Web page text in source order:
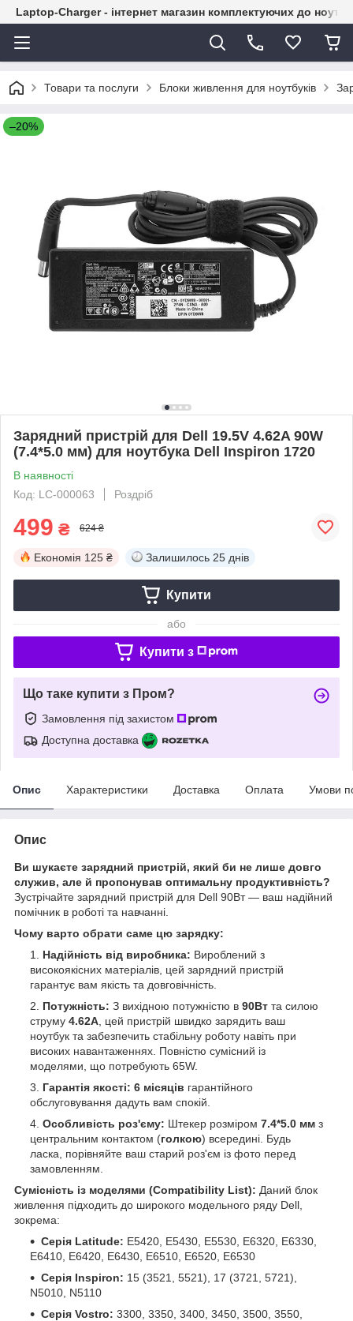
Laptop-Charger - інтернет магазин комплектуючих до
Товари та послуги Блоки живлення для ноутбуків
–20%
Зарядний пристрій для Dell 19.5V 4.62A 90W
(7.4*5.0 мм) для ноутбука Dell Inspiron 1720
В наявності
Код: LC-000063
Роздріб
499 ₴ 624 ₴
Економія 125 ₴ Залишилось 25 днів
Купити
або
Купити з
Що таке купити з Пром?
Замовлення під захистом
Доступна доставка
Опис Характеристики Доставка Оплата Умови
Опис
Ви шукаєте зарядний пристрій, який би не лише довго
служив, але й пропонував оптимальну продуктивність?
Зустрічайте зарядний пристрій для Dell 90Вт — ваш надійний
помічник в роботі та навчанні.
Чому варто обрати саме цю зарядку:
Надійність від виробника: Вироблений з
високоякісних матеріалів, цей зарядний пристрій
гарантує вам якість та довговічність.
Потужність: З вихідною потужністю в 90Вт та силою
струму 4.62А , цей пристрій швидко зарядить ваш
ноутбук та забезпечить стабільну роботу навіть при
високих навантаженнях. Повністю сумісний із
моделями, що потребують 65W.
Гарантія якості: 6 місяців гарантійного
обслуговування дадуть вам спокій.
Особливість роз'єму: Штекер розміром 7.4*5.0 мм з
центральним контактом (голкою) всередині. Будь
ласка, порівняйте ваш старий роз'єм із фото перед
замовленням.
Сумісність із моделями (Compatibility List): Даний блок
живлення підходить до широкого модельного ряду Dell,
зокрема:
Серія Latitude: E5420, E5430, E5530, E6320, E6330,
E6410, E6420, E6430, E6510, E6520, E6530
Серія Inspiron: 15 (3521, 5521), 17 (3721, 5721),
N5010, N5110
Серія Vostro: 3300, 3350, 3400, 3450, 3500, 3550,